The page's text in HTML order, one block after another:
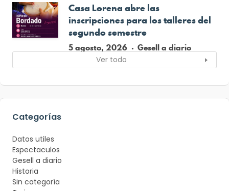
Casa Lorena abre las
inscripciones para los talleres del
segundo semestre
5 agosto, 2026 Gesell a diario
Ver todo
Categorías
Datos utiles
Espectaculos
Gesell a diario
Historia
Sin categoría